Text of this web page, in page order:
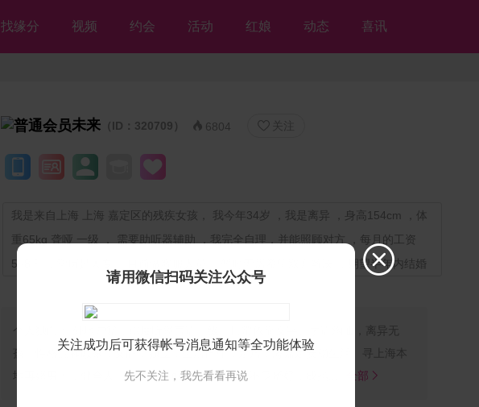
找缘分 视频 约会 活动 红娘 动态 喜讯
未来 （ID：320709）  6804  关注
我是来自上海 上海 嘉定区的残疾女孩， 我今年34岁 ，我是离异 ，身高154cm ，体
重65kg 聋哑 一级 ， 需要助听器辅助 ，我完全自理，并能照顾对方 ，每月的工资
5~8千 ，学历是大专 ，目前做客服人员 ，暂时无房希望双方解决 ，期望半年内结婚
个人独白：
外地户籍，重度听障言语一级，日常依靠文字、手语沟通，离异无
孩。性格温和顾家，文静，独立，生活自律，定居上海嘉定安稳生活。寻上海本
地再婚男士，健全人、听障人都可以，无烟酒等不良嗜好，成熟...
全部 

请用微信扫码关注公众号
关注成功后可获得帐号消息通知等全功能体验
先不关注，我先看看再说